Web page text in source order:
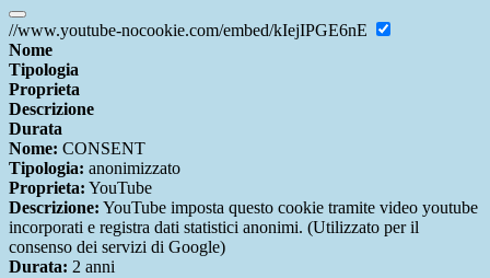
//www.youtube-nocookie.com/embed/kIejIPGE6nE
Nome
Tipologia
Proprieta
Descrizione
Durata
Nome: CONSENT
Tipologia: anonimizzato
Proprieta: YouTube
Descrizione: YouTube imposta questo cookie tramite video youtube
incorporati e registra dati statistici anonimi. (Utilizzato per il
consenso dei servizi di Google)
Durata: 2 anni